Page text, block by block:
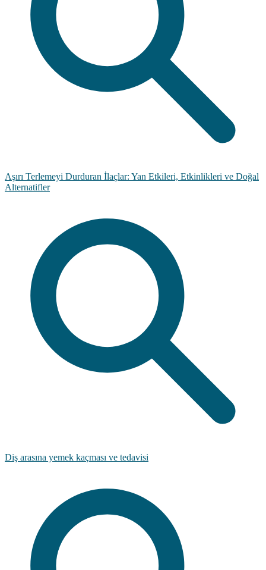
Aşırı Terlemeyi Durduran İlaçlar: Yan Etkileri, Etkinlikleri ve Doğal
Alternatifler
Diş arasına yemek kaçması ve tedavisi